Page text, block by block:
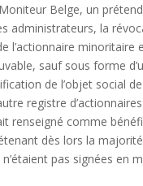
Belge, un
administrateurs, la
l’actionnaire minoritaire
sauf sous forme
de l’objet social
registre
renseigné comme
dès lors la
pas signées en